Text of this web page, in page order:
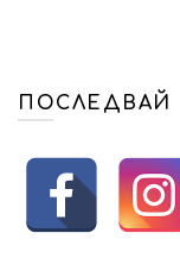
ПОСЛЕДВАЙ